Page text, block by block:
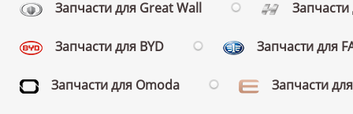
Запчасти для Great Wall
Запчасти для BYD Запчасти для
Запчасти для Omoda Запчасти